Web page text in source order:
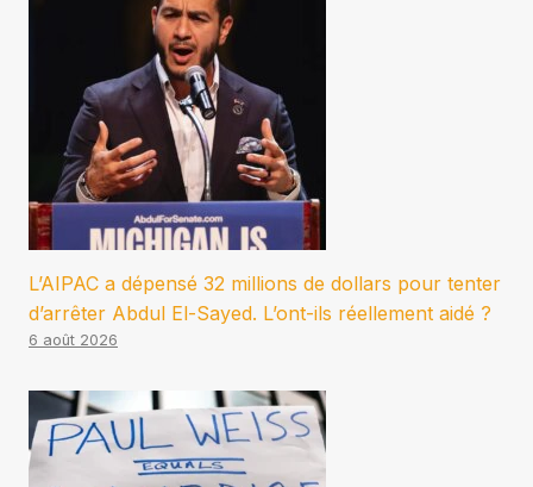
L’AIPAC a dépensé 32 millions de dollars pour tenter
d’arrêter Abdul El-Sayed. L’ont-ils réellement aidé ?
6 août 2026